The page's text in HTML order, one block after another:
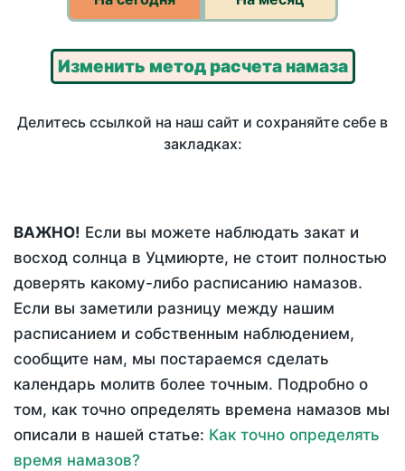
Изменить метод расчета намаза
Делитесь ссылкой на наш сайт и сохраняйте себе в
закладках:
ВАЖНО! Если вы можете наблюдать закат и
восход солнца в Уцмиюрте, не стоит полностью
доверять какому-либо расписанию намазов.
Если вы заметили разницу между нашим
расписанием и собственным наблюдением,
сообщите нам, мы постараемся сделать
календарь молитв более точным. Подробно о
том, как точно определять времена намазов мы
описали в нашей статье: Как точно определять
время намазов?